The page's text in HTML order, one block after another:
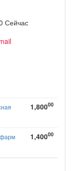
Сейчас
1,80000
1,40000